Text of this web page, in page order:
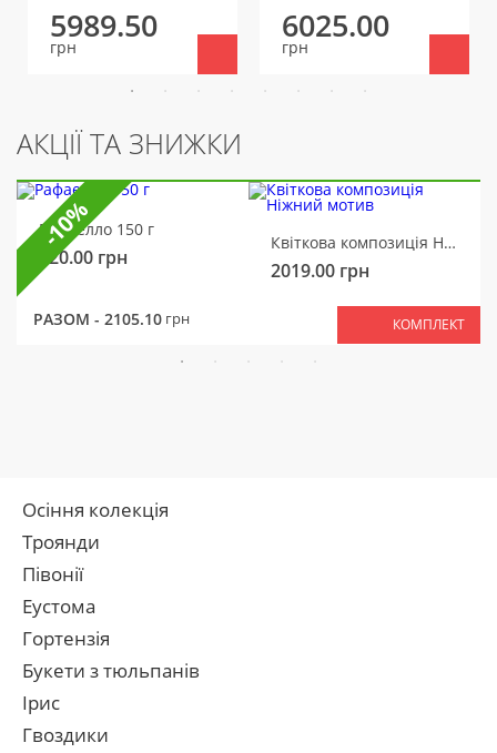
5989.50
грн
6025.00
грн
АКЦІЇ ТА ЗНИЖКИ
Рафаелло 150 г
320.00 грн
Квіткова композиція Ніжний мотив
2019.00 грн
РАЗОМ - 2105.10 грн КОМПЛЕКТ
-10%
Осіння колекція
Троянди
Півонії
Еустома
Гортензія
Букети з тюльпанів
Ірис
Гвоздики